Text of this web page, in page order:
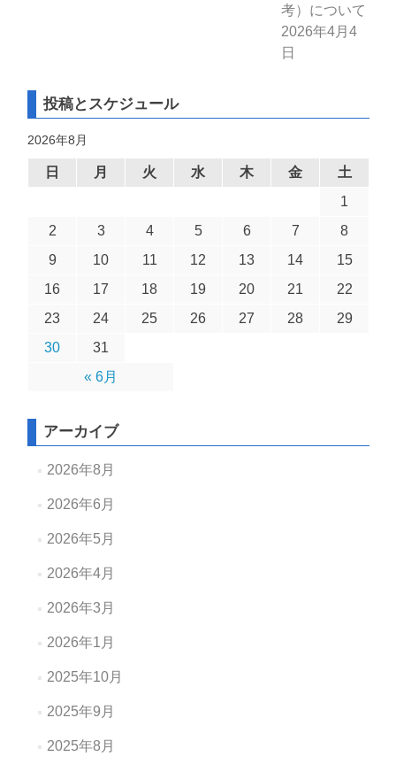
考）について
2026年4月4
日
投稿とスケジュール
2026年8月
日 月 火 水 木 金 土
« 6月
1
2
3 4 5 6 7
8
9
10 11 12 13 14
15
16
17 18 19 20 21
22
23
24 25 26 27 28
29
30
31
アーカイブ
2026年8月
2026年6月
2026年5月
2026年4月
2026年3月
2026年1月
2025年10月
2025年9月
2025年8月